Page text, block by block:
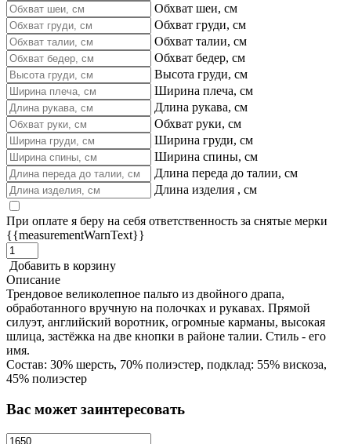
Обхват шеи, см
Обхват груди, см
Обхват талии, см
Обхват бедер, см
Высота груди, см
Ширина плеча, см
Длина рукава, см
Обхват руки, см
Ширина груди, см
Ширина спины, см
Длина переда до талии, см
Длина изделия , см
При оплате я беру на себя ответственность за снятые мерки
{{measurementWarnText}}
Добавить в корзину
Описание
Трендовое великолепное пальто из двойного драпа,
обработанного вручную на полочках и рукавах. Прямой
силуэт, английский воротник, огромные карманы, высокая
шлица, застёжка на две кнопки в районе талии. Стиль - его
имя.
Состав: 30% шерсть, 70% полиэстер, подклад: 55% вискоза,
45% полиэстер
Вас может заинтересовать